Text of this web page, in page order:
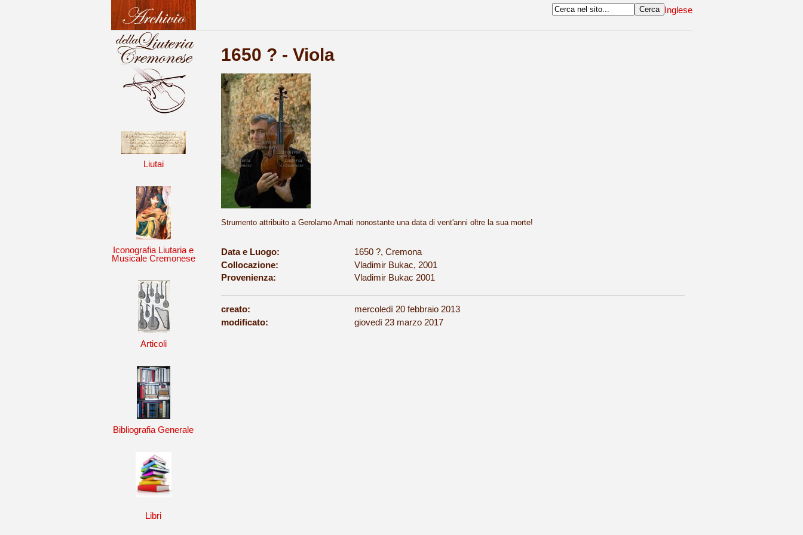
Inglese
Liutai
Iconografia Liutaria e
Musicale Cremonese
Articoli
Bibliografia Generale
Libri
1650 ? - Viola
Strumento attribuito a Gerolamo Amati nonostante una data di vent'anni oltre la sua morte!
Data e Luogo:
1650 ?, Cremona
Collocazione:
Vladimir Bukac, 2001
Provenienza:
Vladimir Bukac 2001
creato:
mercoledì 20 febbraio 2013
modificato:
giovedì 23 marzo 2017